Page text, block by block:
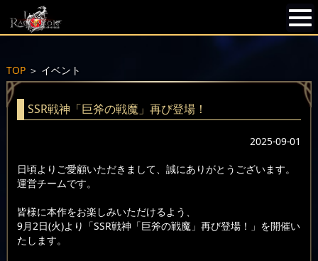
TOP＞ イベント
SSR戦神「巨斧の戦魔」再び登場！
2025-09-01
日頃よりご愛顧いただきまして、誠にありがとうございます。
運営チームです。
皆様に本作をお楽しみいただけるよう、
9月2日(火)より「SSR戦神「巨斧の戦魔」再び登場！」を開催い
たします。